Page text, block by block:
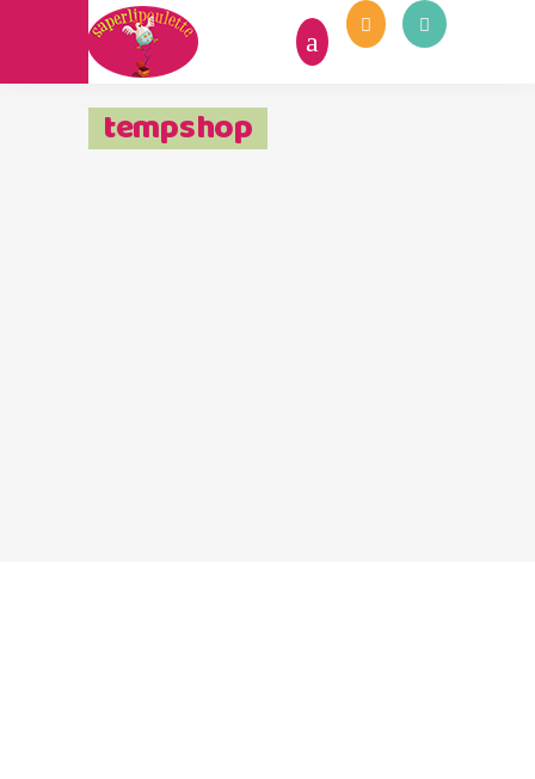
tempshop